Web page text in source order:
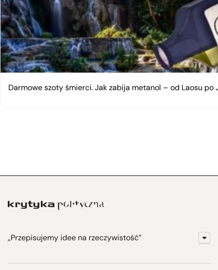
Darmowe szoty śmierci. Jak zabija metanol – od Laosu po
„Przepisujemy idee na rzeczywistość”